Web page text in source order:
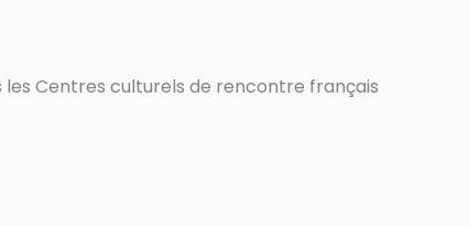
Centres culturels de rencontre français